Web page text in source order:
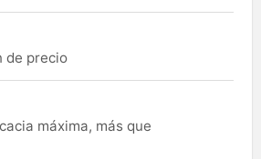
de precio
máxima, más que